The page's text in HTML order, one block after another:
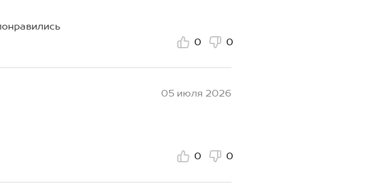
0
0
05 июля 2026
0
0